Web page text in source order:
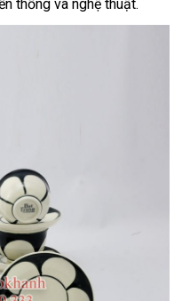
thống và nghệ thuật.